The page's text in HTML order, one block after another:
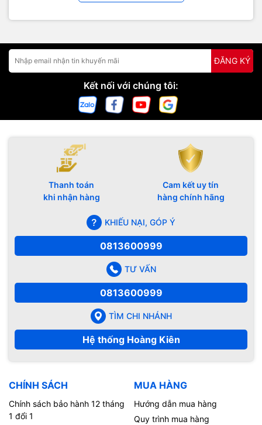
ĐĂNG KÝ
Kết nối với chúng tôi:
Thanh toán
khi nhận hàng
Cam kết uy tín
hàng chính hãng
KHIẾU NẠI, GÓP Ý
0813600999
TƯ VẤN
0813600999
TÌM CHI NHÁNH
Hệ thống Hoàng Kiên
CHÍNH SÁCH
Chính sách bảo hành 12 tháng
1 đổi 1
MUA HÀNG
Hướng dẫn mua hàng
Quy trình mua hàng